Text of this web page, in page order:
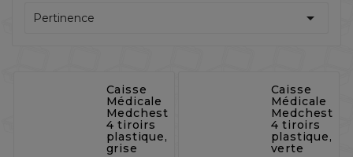
Pertinence 
Caisse
Médicale
Medchest
4 tiroirs
plastique,
grise
Caisse
Médicale
Medchest
4 tiroirs
plastique,
verte